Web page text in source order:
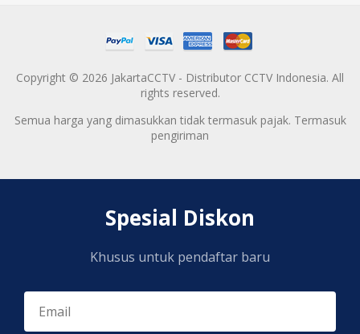
Copyright © 2026 JakartaCCTV - Distributor CCTV Indonesia. All
rights reserved.
Semua harga yang dimasukkan tidak termasuk pajak. Termasuk
pengiriman
Spesial Diskon
Khusus untuk pendaftar baru